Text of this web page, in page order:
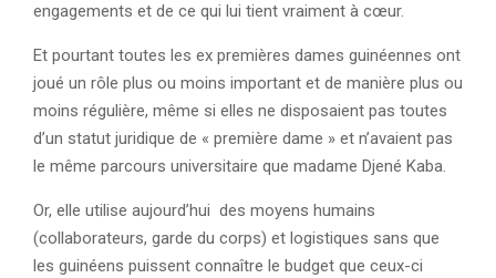
engagements et de ce qui lui tient vraiment à cœur.
Et pourtant toutes les ex premières dames guinéennes ont
joué un rôle plus ou moins important et de manière plus ou
moins régulière, même si elles ne disposaient pas toutes
d’un statut juridique de « première dame » et n’avaient pas
le même parcours universitaire que madame Djené Kaba.
Or, elle utilise aujourd’hui des moyens humains
(collaborateurs, garde du corps) et logistiques sans que
les guinéens puissent connaître le budget que ceux-ci